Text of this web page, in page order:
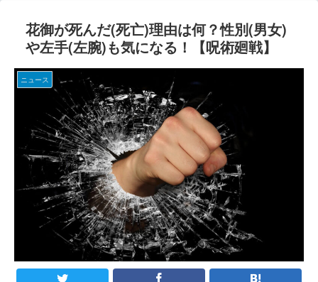
花御が死んだ(死亡)理由は何？性別(男女)
や左手(左腕)も気になる！【呪術廻戦】
ニュース